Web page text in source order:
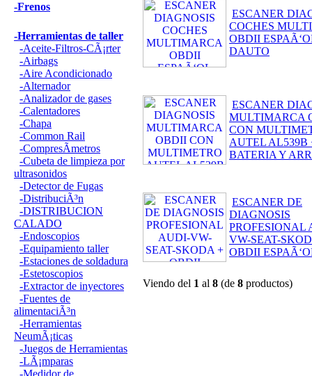
-Frenos
-Herramientas de taller
-Aceite-Filtros-CÃ¡rter
-Airbags
-Aire Acondicionado
-Alternador
-Analizador de gases
-Calentadores
-Chapa
-Common Rail
-CompresÃ­metros
-Cubeta de limpieza por
ultrasonidos
-Detector de Fugas
-DistribuciÃ³n
-DISTRIBUCION
CALADO
-Endoscopios
-Equipamiento taller
-Estaciones de soldadura
-Estetoscopios
-Extractor de inyectores
-Fuentes de
alimentaciÃ³n
-Herramientas
NeumÃ¡ticas
-Juegos de Herramientas
-LÃ¡mparas
-Medidor de
ESCANER
COCHES
OBDII
DAUTO
ESCANER
MULTIMARCA
CON
AUTEL AL539B
BATERIA Y
ESCANER DE
DIAGNOSIS
PROFESIONAL
VW-SEAT-
OBDII
Viendo del 1 al 8 (de 8 productos)